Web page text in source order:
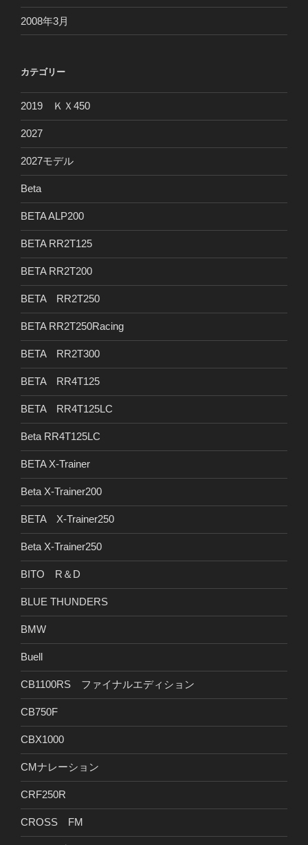
2008年3月
カテゴリー
2019 ＫＸ450
2027
2027モデル
Beta
BETA ALP200
BETA RR2T125
BETA RR2T200
BETA RR2T250
BETA RR2T250Racing
BETA RR2T300
BETA RR4T125
BETA RR4T125LC
Beta RR4T125LC
BETA X-Trainer
Beta X-Trainer200
BETA X-Trainer250
Beta X-Trainer250
BITO R＆D
BLUE THUNDERS
BMW
Buell
CB1100RS ファイナルエディション
CB750F
CBX1000
CMナレーション
CRF250R
CROSS FM